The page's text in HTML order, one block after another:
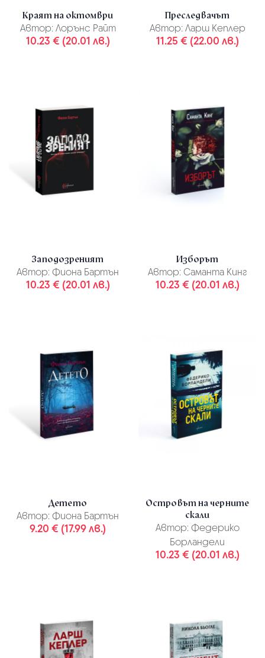
Краят на октомври
Автор: Лорънс Райт
10.23 € (20.01 лв.)
Преследвачът
Автор: Ларш Кеплер
11.25 € (22.00 лв.)
Заподозреният
Автор: Фиона Бартън
10.23 € (20.01 лв.)
Изборът
Автор: Саманта Кинг
10.23 € (20.01 лв.)
Детето
Автор: Фиона Бартън
9.20 € (17.99 лв.)
Островът на черните
скали
Автор: Федерико
Борландели
10.23 € (20.01 лв.)